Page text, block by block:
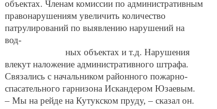
правонарушениям увеличить количество
патрулирований по выявлению нарушений на
вод-
ных объектах и т.д. Нарушения
влекут наложение административного штрафа.
Связались с начальником районного пожарно-
спасательного гарнизона Искандером Юзаевым.
– Мы на рейде на Кутукском пруду, – сказал он.
– Почему нас не пригласили?